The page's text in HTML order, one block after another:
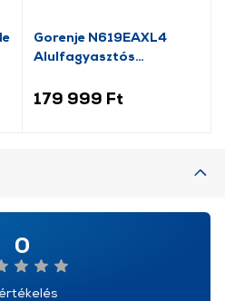
Gorenje N619EAXL4
Alulfagyasztós
179 999 Ft
0